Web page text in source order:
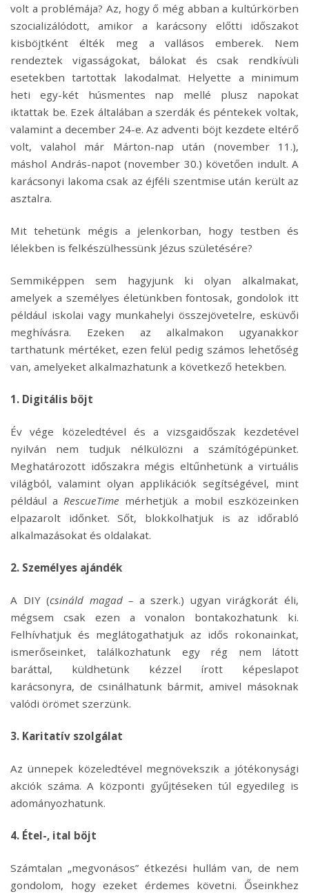
volt a problémája? Az, hogy ő még abban a kultúrkörben
szocializálódott, amikor a karácsony előtti időszakot
kisböjtként élték meg a vallásos emberek. Nem
rendeztek vigasságokat, bálokat és csak rendkívüli
esetekben tartottak lakodalmat. Helyette a minimum
heti egy-két húsmentes nap mellé plusz napokat
iktattak be. Ezek általában a szerdák és péntekek voltak,
valamint a december 24-e. Az adventi böjt kezdete eltérő
volt, valahol már Márton-nap után (november 11.),
máshol András-napot (november 30.) követően indult. A
karácsonyi lakoma csak az éjféli szentmise után került az
asztalra.
Mit tehetünk mégis a jelenkorban, hogy testben és
lélekben is felkészülhessünk Jézus születésére?
Semmiképpen sem hagyjunk ki olyan alkalmakat,
amelyek a személyes életünkben fontosak, gondolok itt
például iskolai vagy munkahelyi összejövetelre, esküvői
meghívásra. Ezeken az alkalmakon ugyanakkor
tarthatunk mértéket, ezen felül pedig számos lehetőség
van, amelyeket alkalmazhatunk a következő hetekben.
1. Digitális böjt
Év vége közeledtével és a vizsgaidőszak kezdetével
nyilván nem tudjuk nélkülözni a számítógépünket.
Meghatározott időszakra mégis eltűnhetünk a virtuális
világból, valamint olyan applikációk segítségével, mint
például a RescueTime mérhetjük a mobil eszközeinken
elpazarolt időnket. Sőt, blokkolhatjuk is az időrabló
alkalmazásokat és oldalakat.
2. Személyes ajándék
A DIY (csináld magad – a szerk.) ugyan virágkorát éli,
mégsem csak ezen a vonalon bontakozhatunk ki.
Felhívhatjuk és meglátogathatjuk az idős rokonainkat,
ismerőseinket, találkozhatunk egy rég nem látott
baráttal, küldhetünk kézzel írott képeslapot
karácsonyra, de csinálhatunk bármit, amivel másoknak
valódi örömet szerzünk.
3. Karitatív szolgálat
Az ünnepek közeledtével megnövekszik a jótékonysági
akciók száma. A központi gyűjtéseken túl egyedileg is
adományozhatunk.
4. Étel-, ital böjt
Számtalan „megvonásos” étkezési hullám van, de nem
gondolom, hogy ezeket érdemes követni. Őseinkhez